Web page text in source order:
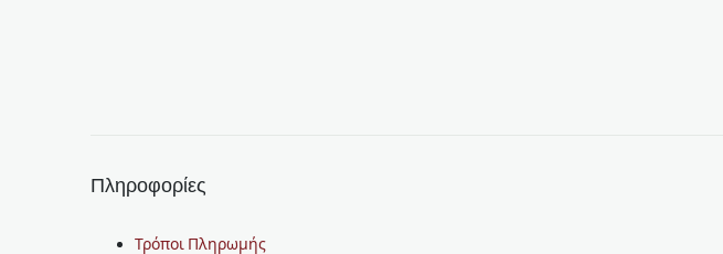
Πληροφορίες
Τρόποι Πληρωμής